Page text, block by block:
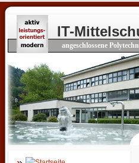
IT-
angeschlossene